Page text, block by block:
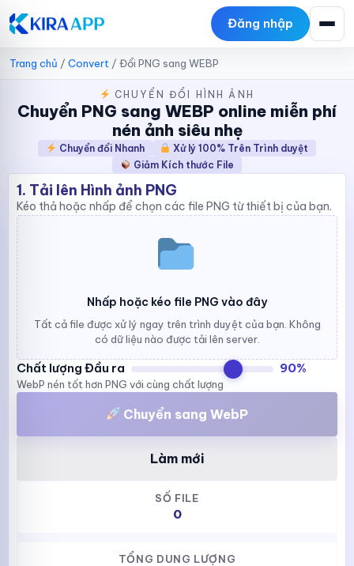
Đăng nhập
Trang chủ / Convert / Đổi PNG sang WEBP
CHUYỂN ĐỔI HÌNH ẢNH
Chuyển PNG sang WEBP online miễn phí
nén ảnh siêu nhẹ
Chuyển đổi Nhanh
Xử lý 100% Trên Trình duyệt
Giảm Kích thước File
1. Tải lên Hình ảnh PNG
Kéo thả hoặc nhấp để chọn các file PNG từ thiết bị của bạn.
Nhấp hoặc kéo file PNG vào đây
Tất cả file được xử lý ngay trên trình duyệt của bạn. Không
có dữ liệu nào được tải lên server.
Chất lượng Đầu ra 90%
WebP nén tốt hơn PNG với cùng chất lượng
Chuyển sang WebP
Làm mới
SỐ FILE
0
TỔNG DUNG LƯỢNG